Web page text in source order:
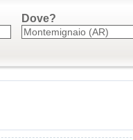
Dove?